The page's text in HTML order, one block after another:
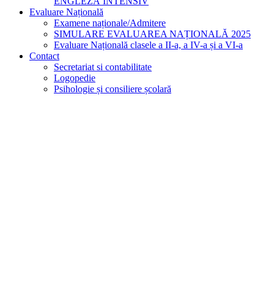
Evaluare Națională
Examene naționale/Admitere
SIMULARE EVALUAREA NAȚIONALĂ 2025
Evaluare Națională clasele a II-a, a IV-a și a VI-a
Contact
Secretariat si contabilitate
Logopedie
Psihologie și consiliere școlară